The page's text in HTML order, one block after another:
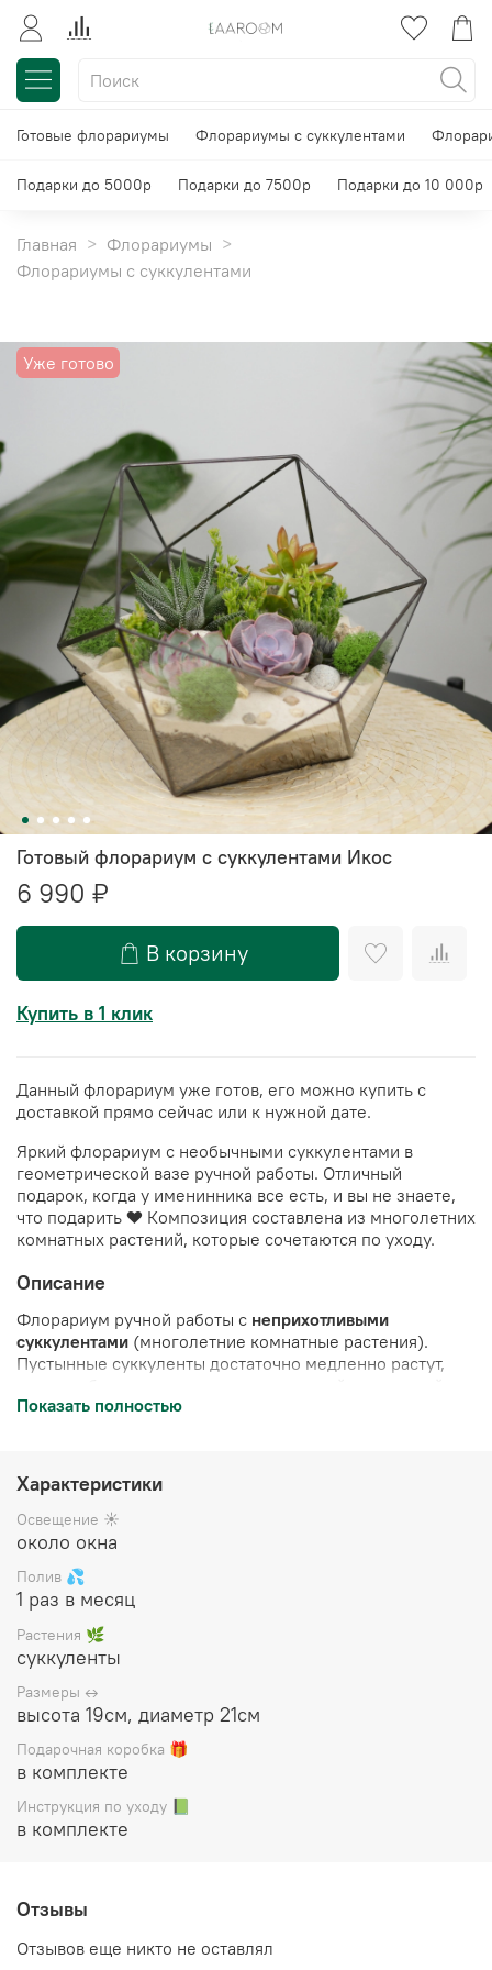
Готовые флорариумы Флорариумы с суккулентами
Подарки до 5000р Подарки до 7500р Подарки до 10 000р
Главная
Флорариумы
Флорариумы с суккулентами
Уже готово
Готовый флорариум с суккулентами Икос
6 990 ₽
В корзину
Купить в 1 клик
Данный флорариум уже готов, его можно купить с
доставкой прямо сейчас или к нужной дате.
Яркий флорариум с необычными суккулентами в
геометрической вазе ручной работы. Отличный
подарок, когда у именинника все есть, и вы не знаете,
что подарить ❤️ Композиция составлена из многолетних
комнатных растений, которые сочетаются по уходу.
Описание
Флорариум ручной работы с неприхотливыми
суккулентами (многолетние комнатные растения).
Пустынные суккуленты достаточно медленно растут,
вазе.Полив примерно 1 раз в месяц
поливе, сохраняет свой цвет в течение 10 лет)
Цена указана за готовый флорариум
растениями и декором), упакован в белую подарочную
Показать полностью
Характеристики
Освещение ☀️
около окна
Полив 💦
1 раз в месяц
Растения 🌿
суккуленты
Размеры ↔️
высота 19см, диаметр 21см
Подарочная коробка 🎁
в комплекте
Инструкция по уходу 📗
в комплекте
Отзывы
Отзывов еще никто не оставлял